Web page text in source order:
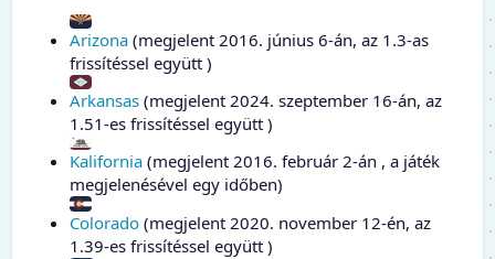
Arizona (megjelent 2016. június 6-án, az 1.3-as
frissítéssel együtt )
Arkansas (megjelent 2024. szeptember 16-án, az
1.51-es frissítéssel együtt )
Kalifornia (megjelent 2016. február 2-án , a játék
megjelenésével egy időben)
Colorado (megjelent 2020. november 12-én, az
1.39-es frissítéssel együtt )